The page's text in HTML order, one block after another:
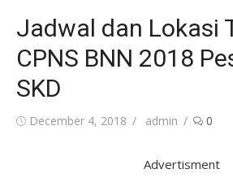
Jadwal dan Lokasi
CPNS BNN 2018
SKD
Posted
December 4, 2018 Author
admin 0
Advertisment